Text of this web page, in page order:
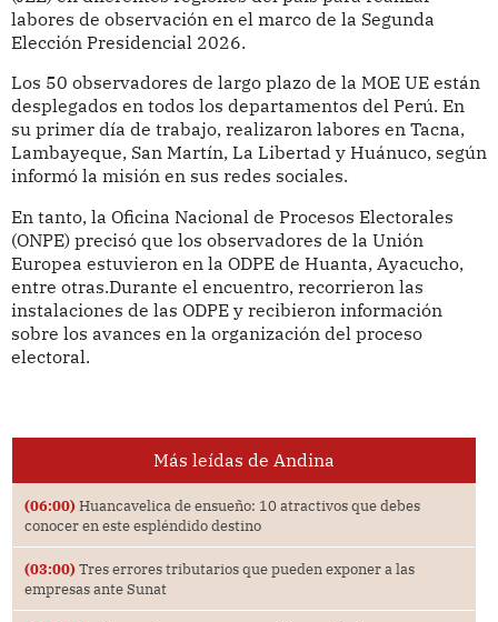
labores de observación en el marco de la Segunda
Elección Presidencial 2026.
Los 50 observadores de largo plazo de la MOE UE están
desplegados en todos los departamentos del Perú. En
su primer día de trabajo, realizaron labores en Tacna,
Lambayeque, San Martín, La Libertad y Huánuco, según
informó la misión en sus redes sociales.
En tanto, la Oficina Nacional de Procesos Electorales
(ONPE) precisó que los observadores de la Unión
Europea estuvieron en la ODPE de Huanta, Ayacucho,
entre otras.Durante el encuentro, recorrieron las
instalaciones de las ODPE y recibieron información
sobre los avances en la organización del proceso
electoral.
Más leídas de Andina
(06:00) Huancavelica de ensueño: 10 atractivos que debes
conocer en este espléndido destino
(03:00) Tres errores tributarios que pueden exponer a las
empresas ante Sunat